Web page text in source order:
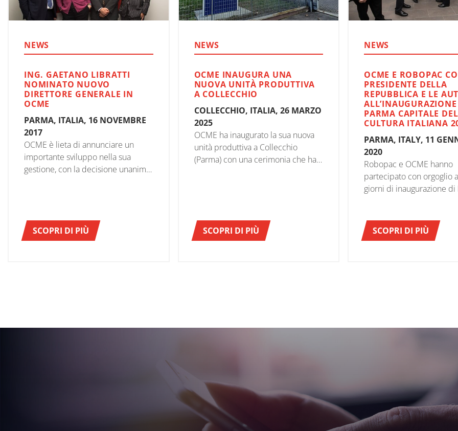
NEWS
ING. GAETANO LIBRATTI
NOMINATO NUOVO
DIRETTORE GENERALE IN
OCME
PARMA, ITALIA, 16 NOVEMBRE
2017
OCME è lieta di annunciare un
importante sviluppo nella sua
gestione, con la decisione unanime
come nuovo Direttore Generale.
SCOPRI DI PIÙ
NEWS
OCME INAUGURA UNA
NUOVA UNITÀ PRODUTTIVA
A COLLECCHIO
COLLECCHIO, ITALIA, 26 MARZO
2025
OCME ha inaugurato la sua nuova
unità produttiva a Collecchio
(Parma) con una cerimonia che ha
SCOPRI DI PIÙ
NEWS
OCME E ROBOPAC
PRESIDENTE DELLA
REPUBBLICA E LE
PARMA CAPITALE
CULTURA ITALIANA
PARMA, ITALY, 11
2020
Robopac e OCME hanno
partecipato con orgoglio
giorni di inaugurazione di
oggetto di un lungo
celebrazioni tra camminate,
SCOPRI DI PIÙ